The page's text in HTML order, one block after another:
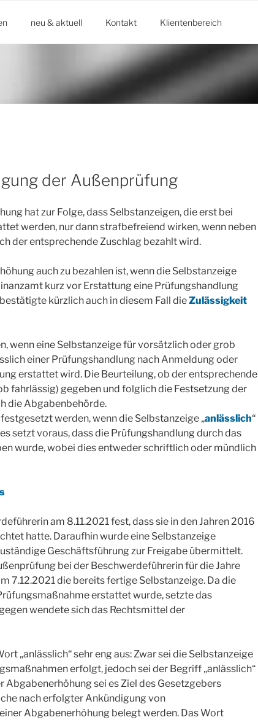
neu & aktuell Kontakt Klientenbereich
der Außenprüfung
hat zur Folge, dass Selbstanzeigen, die erst bei
werden, nur dann strafbefreiend wirken, wenn neben
der entsprechende Zuschlag bezahlt wird.
auch zu bezahlen ist, wenn die Selbstanzeige
kurz vor Erstattung eine Prüfungshandlung
kürzlich auch in diesem Fall dieZulässigkeit
wenn eine Selbstanzeige für vorsätzlich oder grob
einer Prüfungshandlung nach Anmeldung oder
erstattet wird. Die Beurteilung, ob der entsprechende
fahrlässig) gegeben und folglich die Festsetzung der
die Abgabenbehörde.
werden, wenn die Selbstanzeige „anlässlich“
setzt voraus, dass die Prüfungshandlung durch das
wurde, wobei dies entweder schriftlich oder mündlich
am 8.11.2021 fest, dass sie in den Jahren 2016
hatte. Daraufhin wurde eine Selbstanzeige
Geschäftsführung zur Freigabe übermittelt.
bei der Beschwerdeführerin für die Jahre
7.12.2021 die bereits fertige Selbstanzeige. Da die
erstattet wurde, setzte das
wendete sich das Rechtsmittel der
„anlässlich“ sehr eng aus: Zwar sei die Selbstanzeige
erfolgt, jedoch sei der Begriff „anlässlich“
sei es Ziel des Gesetzgebers
nach erfolgter Ankündigung von
Abgabenerhöhung belegt werden. Das Wort